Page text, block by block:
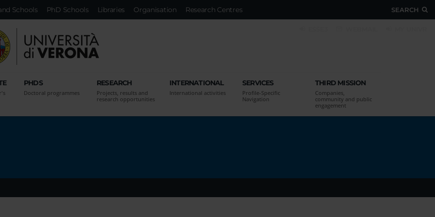
SEARCH
Schools PhD Schools Libraries Organisation Research Centres
PHDS
Doctoral programmes
RESEARCH
Projects, results and
research opportunities
INTERNATIONAL
International activities
SERVICES
Profile-Specific
Navigation
THIRD MISSION
Companies,
community and public
engagement